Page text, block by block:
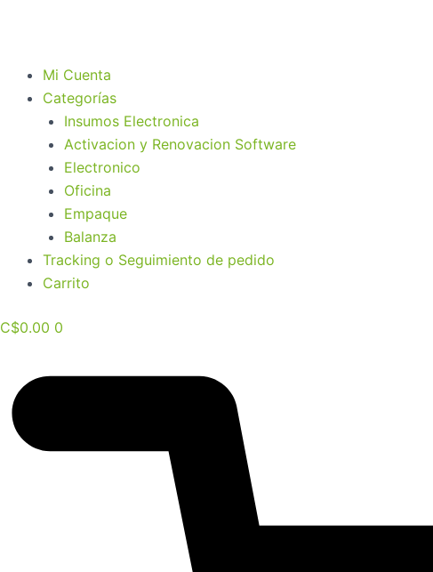
Mi Cuenta
Categorías
Insumos Electronica
Activacion y Renovacion Software
Electronico
Oficina
Empaque
Balanza
Tracking o Seguimiento de pedido
Carrito
C$0.00 0